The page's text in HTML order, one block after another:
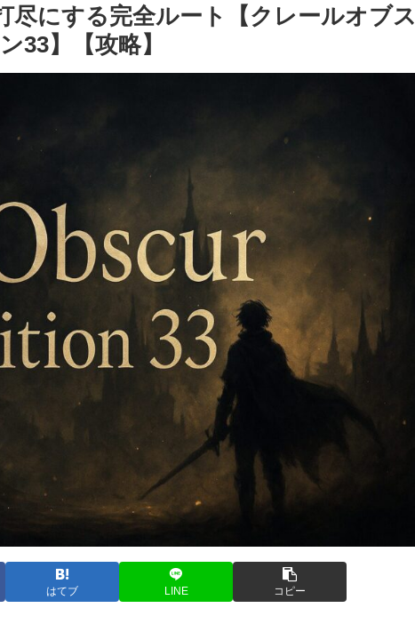
尽にする完全ルート【クレールオブス
33】【攻略】
はてブ LINE コピー